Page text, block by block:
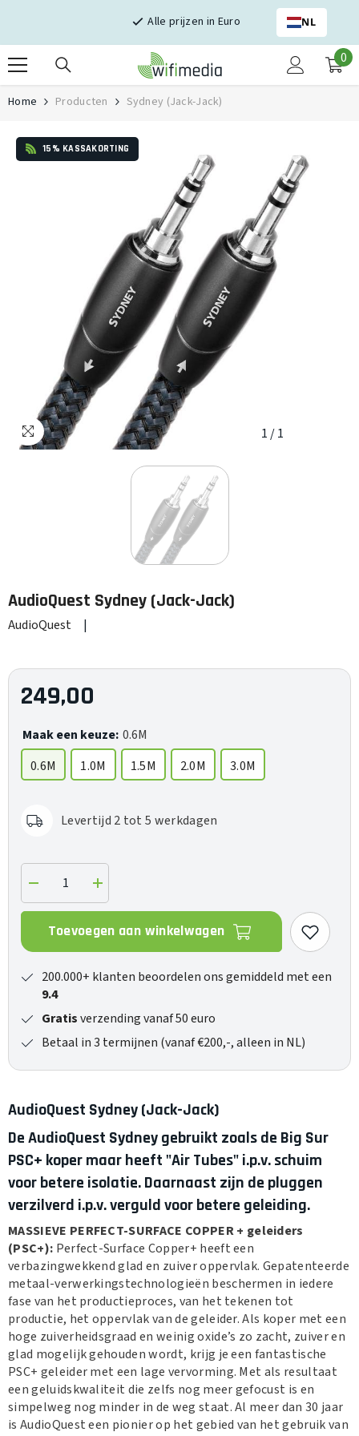
Alle prijzen in Euro NL
0
0
Home Producten Sydney (Jack-Jack)
AudioQuest Sydney (Jack-Jack)
AudioQuest |
15% KASSAKORTING
1 / 1
249,00
Maak een keuze: 0.6M
0.6M
1.0M 1.5M 2.0M 3.0M
Levertijd 2 tot 5 werkdagen
Verlaag
de
hoeveelheid
voor
Sydney
Verhoog
de
hoeveelheid
Sydney
Toevoegen aan winkelwagen
200.000+ klanten beoordelen ons gemiddeld met een
9.4
Gratisverzending vanaf 50 euro
Betaal in 3 termijnen (vanaf €200,-, alleen in NL)
AudioQuest Sydney (Jack-Jack)
De AudioQuest Sydney gebruikt zoals de Big Sur
PSC+ koper maar heeft "Air Tubes" i.p.v. schuim
voor betere isolatie. Daarnaast zijn de pluggen
verzilverd i.p.v. verguld voor betere geleiding.
MASSIEVE PERFECT-SURFACE COPPER + geleiders
(PSC+): Perfect-Surface Copper+ heeft een
verbazingwekkend glad en zuiver oppervlak. Gepatenteerde
metaal-verwerkingstechnologieën beschermen in iedere
fase van het productieproces, van het tekenen tot
productie, het oppervlak van de geleider. Als koper met een
hoge zuiverheidsgraad en weinig oxide’s zo zacht, zuiver en
glad mogelijk gehouden wordt, krijg je een fantastische
PSC+ geleider met een lage vervorming. Met als resultaat
een geluidskwaliteit die zelfs nog meer gefocust is en
simpelweg nog minder in de weg staat. Al meer dan 30 jaar
is AudioQuest een pionier op het gebied van het gebruik van